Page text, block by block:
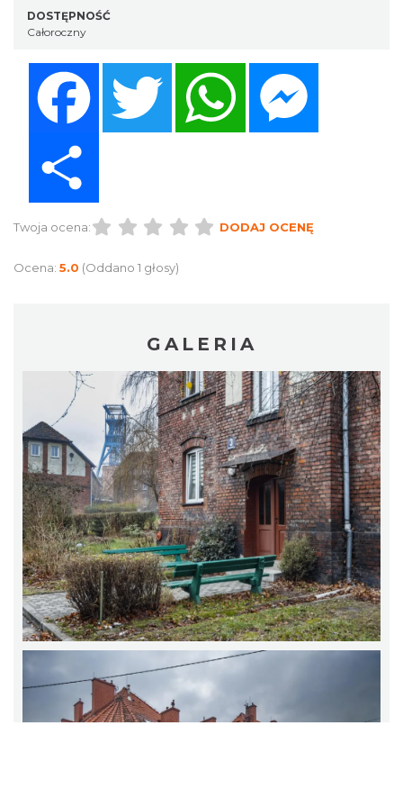
DOSTĘPNOŚĆ
Całoroczny
Twitter
Twoja ocena: DODAJ OCENĘ
Ocena: 5.0 (Oddano 1 głosy)
GALERIA